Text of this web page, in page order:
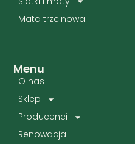
Menu
O nas
Sklep
Producenci
Renowacja
Mata trzcinowa